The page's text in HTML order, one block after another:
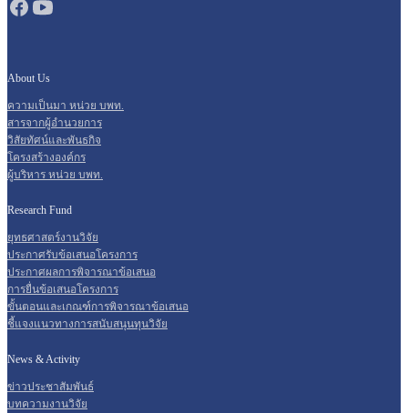
About Us
ความเป็นมา หน่วย บพท.
สารจากผู้อำนวยการ
วิสัยทัศน์และพันธกิจ
โครงสร้างองค์กร
ผู้บริหาร หน่วย บพท.
Research Fund
ยุทธศาสตร์งานวิจัย
ประกาศรับข้อเสนอโครงการ
ประกาศผลการพิจารณาข้อเสนอ
การยื่นข้อเสนอโครงการ
ขั้นตอนและเกณฑ์การพิจารณาข้อเสนอ
ชี้แจงแนวทางการสนับสนุนทุนวิจัย
News & Activity
ข่าวประชาสัมพันธ์
บทความงานวิจัย